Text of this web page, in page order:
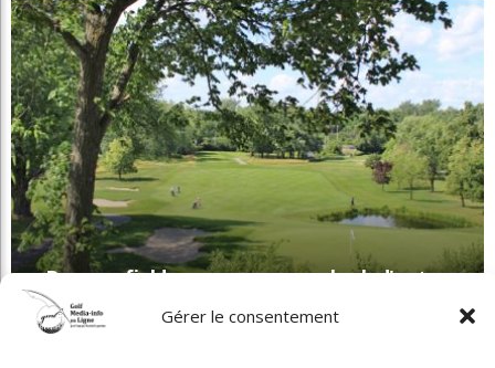
Gérer le consentement
Beaconsfield renoue avec son look d'antan
Copyright © 2025 Golf Martial Lapointe. Tous droits réservés. Droits d'auteur
Martial Lapointe |NOUS JOINDRE
Politique de confidentialité
Toute reproduction de ce texte doit recevoir l'approbation de l'auteur.